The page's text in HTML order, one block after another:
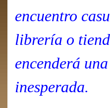
encuentro
librería o
encenderá
inesperada.